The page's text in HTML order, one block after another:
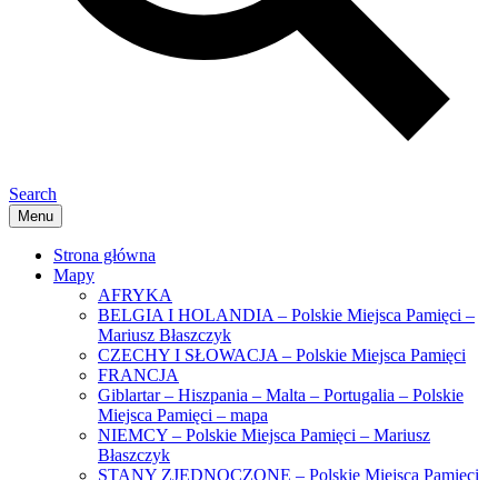
Search
Menu
Strona główna
Mapy
AFRYKA
BELGIA I HOLANDIA – Polskie Miejsca Pamięci –
Mariusz Błaszczyk
CZECHY I SŁOWACJA – Polskie Miejsca Pamięci
FRANCJA
Giblartar – Hiszpania – Malta – Portugalia – Polskie
Miejsca Pamięci – mapa
NIEMCY – Polskie Miejsca Pamięci – Mariusz
Błaszczyk
STANY ZJEDNOCZONE – Polskie Miejsca Pamięci